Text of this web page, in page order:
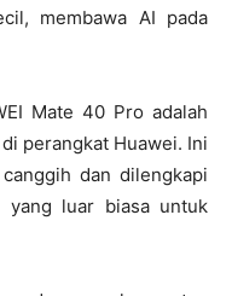
membawa AI pada
Mate 40 Pro adalah
perangkat Huawei. Ini
dan dilengkapi
yang luar biasa untuk